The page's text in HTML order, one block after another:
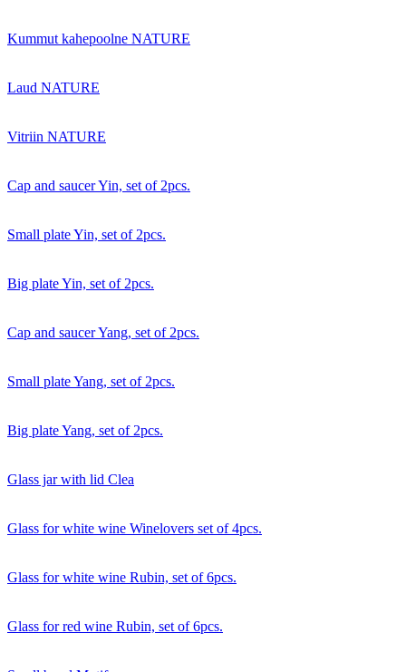
Kummut kahepoolne NATURE
Laud NATURE
Vitriin NATURE
Cap and saucer Yin, set of 2pcs.
Small plate Yin, set of 2pcs.
Big plate Yin, set of 2pcs.
Cap and saucer Yang, set of 2pcs.
Small plate Yang, set of 2pcs.
Big plate Yang, set of 2pcs.
Glass jar with lid Clea
Glass for white wine Winelovers set of 4pcs.
Glass for white wine Rubin, set of 6pcs.
Glass for red wine Rubin, set of 6pcs.